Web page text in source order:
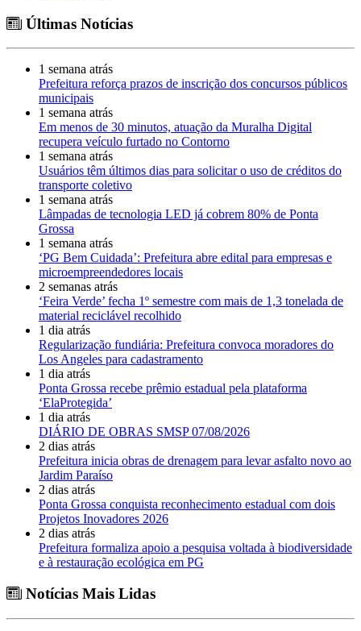
Últimas Notícias
1 semana atrás
Prefeitura reforça prazos de inscrição dos concursos públicos
municipais
1 semana atrás
Em menos de 30 minutos, atuação da Muralha Digital
recupera veículo furtado no Contorno
1 semana atrás
Usuários têm últimos dias para solicitar o uso de créditos do
transporte coletivo
1 semana atrás
Lâmpadas de tecnologia LED já cobrem 80% de Ponta
Grossa
1 semana atrás
‘PG Bem Cuidada’: Prefeitura abre edital para empresas e
microempreendedores locais
2 semanas atrás
‘Feira Verde’ fecha 1º semestre com mais de 1,3 tonelada de
material reciclável recolhido
1 dia atrás
Regularização fundiária: Prefeitura convoca moradores do
Los Angeles para cadastramento
1 dia atrás
Ponta Grossa recebe prêmio estadual pela plataforma
‘ElaProtegida’
1 dia atrás
DIÁRIO DE OBRAS SMSP 07/08/2026
2 dias atrás
Prefeitura inicia obras de drenagem para levar asfalto novo ao
Jardim Paraíso
2 dias atrás
Ponta Grossa conquista reconhecimento estadual com dois
Projetos Inovadores 2026
2 dias atrás
Prefeitura formaliza apoio a pesquisa voltada à biodiversidade
e à restauração ecológica em PG
Notícias Mais Lidas